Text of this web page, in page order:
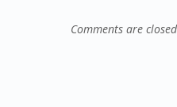
Comments are